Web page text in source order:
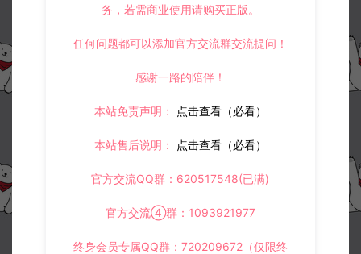
务，若需商业使用请购买正版。
任何问题都可以添加官方交流群交流提问！
感谢一路的陪伴！
本站免责声明： 点击查看（必看）
本站售后说明： 点击查看（必看）
官方交流QQ群：620517548(已满)
官方交流④群：1093921977
终身会员专属QQ群：720209672（仅限终